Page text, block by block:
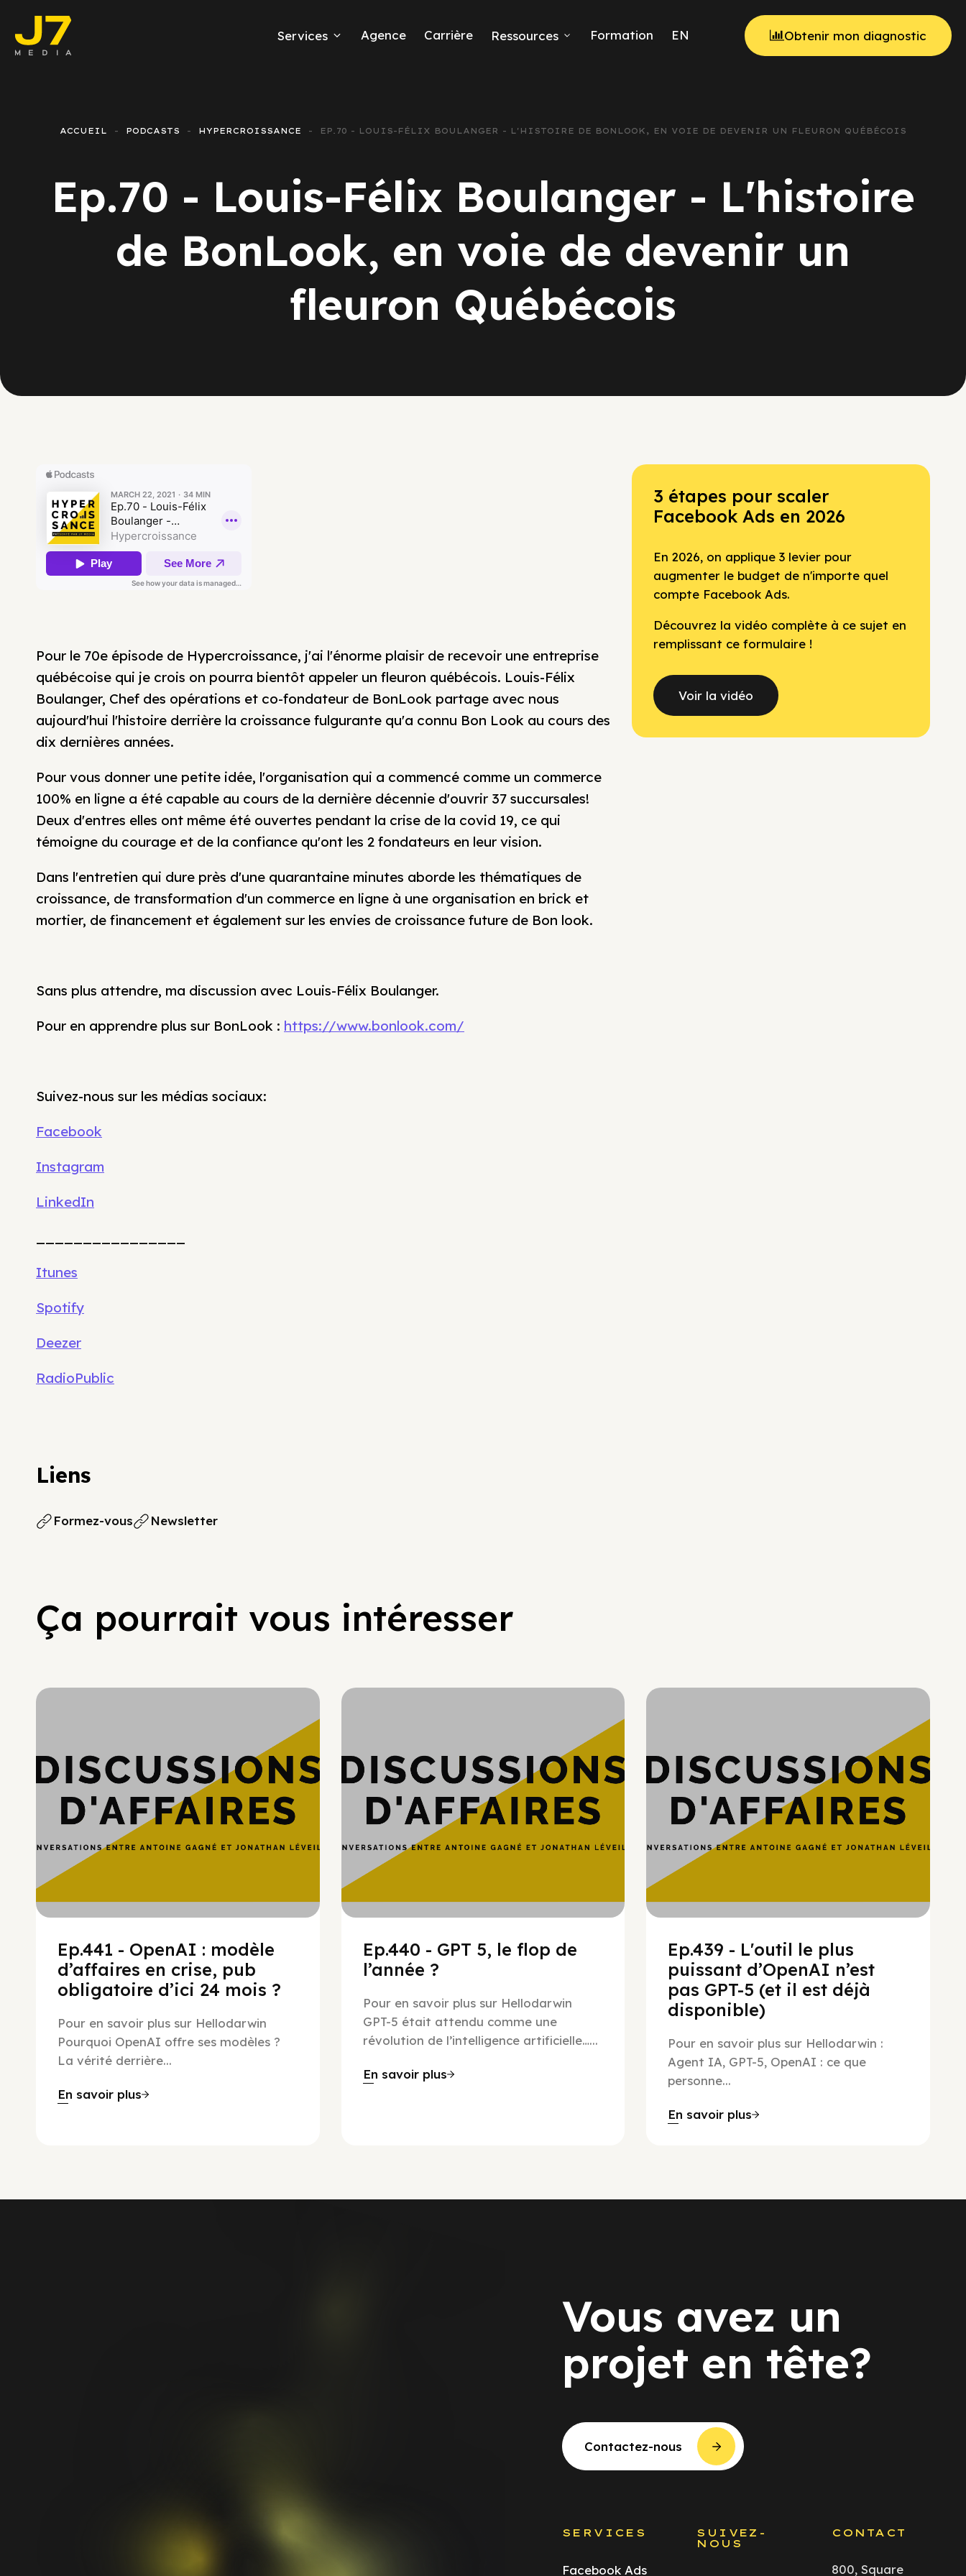
Services
E-commerce
Google Ads
Rapports Meta Ads
Agence Carrière Ressources Formation EN Obtenir mon diagnostic
ACCUEIL PODCASTS HYPERCROISSANCE EP.70 - LOUIS-FÉLIX BOULANGER - L'HISTOIRE DE BONLOOK, EN VOIE DE DEVENIR UN FLEURON QUÉBÉCOIS
Ep.70 - Louis-Félix Boulanger - L'histoire
de BonLook, en voie de devenir un
fleuron Québécois
Pour le 70e épisode de Hypercroissance, j'ai l'énorme plaisir de recevoir une entreprise
québécoise qui je crois on pourra bientôt appeler un fleuron québécois. Louis-Félix
Boulanger, Chef des opérations et co-fondateur de BonLook partage avec nous
aujourd'hui l'histoire derrière la croissance fulgurante qu'a connu Bon Look au cours des
dix dernières années.
Pour vous donner une petite idée, l'organisation qui a commencé comme un commerce
100% en ligne a été capable au cours de la dernière décennie d'ouvrir 37 succursales!
Deux d'entres elles ont même été ouvertes pendant la crise de la covid 19, ce qui
témoigne du courage et de la confiance qu'ont les 2 fondateurs en leur vision.
Dans l'entretien qui dure près d'une quarantaine minutes aborde les thématiques de
croissance, de transformation d'un commerce en ligne à une organisation en brick et
mortier, de financement et également sur les envies de croissance future de Bon look.
Sans plus attendre, ma discussion avec Louis-Félix Boulanger.
Pour en apprendre plus sur BonLook : https://www.bonlook.com/
Suivez-nous sur les médias sociaux:
Facebook
Instagram
LinkedIn
Itunes
Spotify
Deezer
RadioPublic
Liens
Formez-vous Newsletter
3 étapes pour scaler
Facebook Ads en 2026
En 2026, on applique 3 levier pour
augmenter le budget de n'importe quel
compte Facebook Ads.
Découvrez la vidéo complète à ce sujet en
remplissant ce formulaire !
Voir la vidéo
Ça pourrait vous intéresser
Ep.441 - OpenAI : modèle
d’affaires en crise, pub
obligatoire d’ici 24 mois ?
Pour en savoir plus sur Hellodarwin
Pourquoi OpenAI offre ses modèles ?
La vérité derrière...
En savoir plus
Ep.440 - GPT 5, le flop de
l’année ?
Pour en savoir plus sur Hellodarwin
GPT-5 était attendu comme une
révolution de l’intelligence artificielle…...
En savoir plus
Ep.439 - L'outil le plus
puissant d’OpenAI n’est
pas GPT-5 (et il est déjà
disponible)
Pour en savoir plus sur Hellodarwin :
Agent IA, GPT-5, OpenAI : ce que
personne...
En savoir plus
Vous avez un
projet en tête?
Contactez-nous
SERVICES
Facebook Ads
SUIVEZ-
NOUS
CONTACT
800, Square